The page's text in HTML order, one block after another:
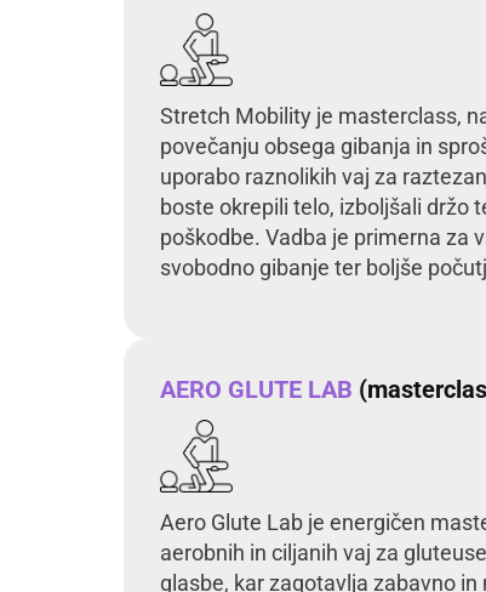
Stretch Mobility je masterclass,
povečanju obsega gibanja in
uporabo raznolikih vaj za
boste okrepili telo, izboljšali držo
poškodbe. Vadba je primerna za
svobodno gibanje ter boljše
AERO GLUTE LAB
Aero Glute Lab je energičen
aerobnih in ciljanih vaj za
glasbe, kar zagotavlja zabavno